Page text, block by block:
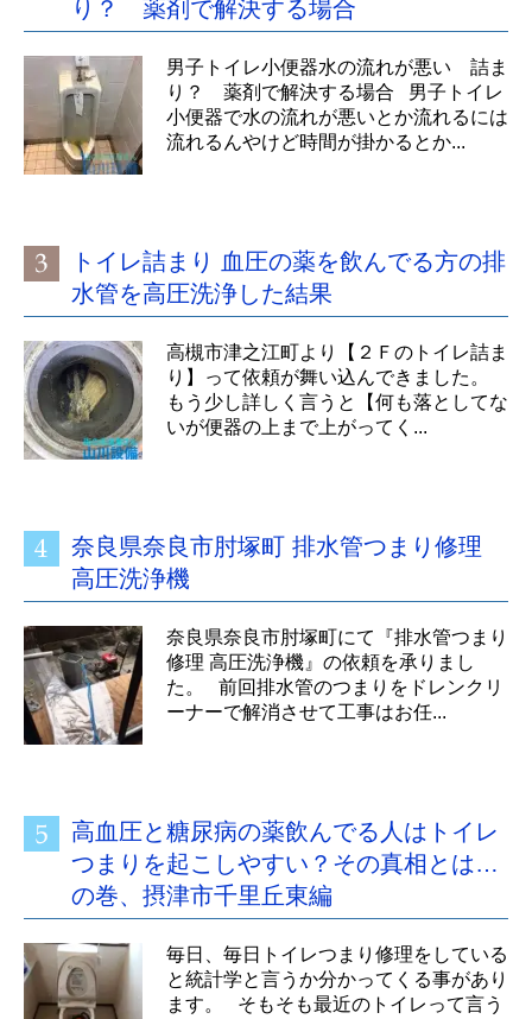
り？ 薬剤で解決する場合
男子トイレ小便器水の流れが悪い 詰ま
り？ 薬剤で解決する場合 男子トイレ
小便器で水の流れが悪いとか流れるには
流れるんやけど時間が掛かるとか...
トイレ詰まり 血圧の薬を飲んでる方の排
水管を高圧洗浄した結果
高槻市津之江町より【２Ｆのトイレ詰ま
り】って依頼が舞い込んできました。
もう少し詳しく言うと【何も落としてな
いが便器の上まで上がってく...
奈良県奈良市肘塚町 排水管つまり修理
高圧洗浄機
奈良県奈良市肘塚町にて『排水管つまり
修理 高圧洗浄機』の依頼を承りまし
た。 前回排水管のつまりをドレンクリ
ーナーで解消させて工事はお任...
高血圧と糖尿病の薬飲んでる人はトイレ
つまりを起こしやすい？その真相とは…
の巻、摂津市千里丘東編
毎日、毎日トイレつまり修理をしている
と統計学と言うか分かってくる事があり
ます。 そもそも最近のトイレって言う